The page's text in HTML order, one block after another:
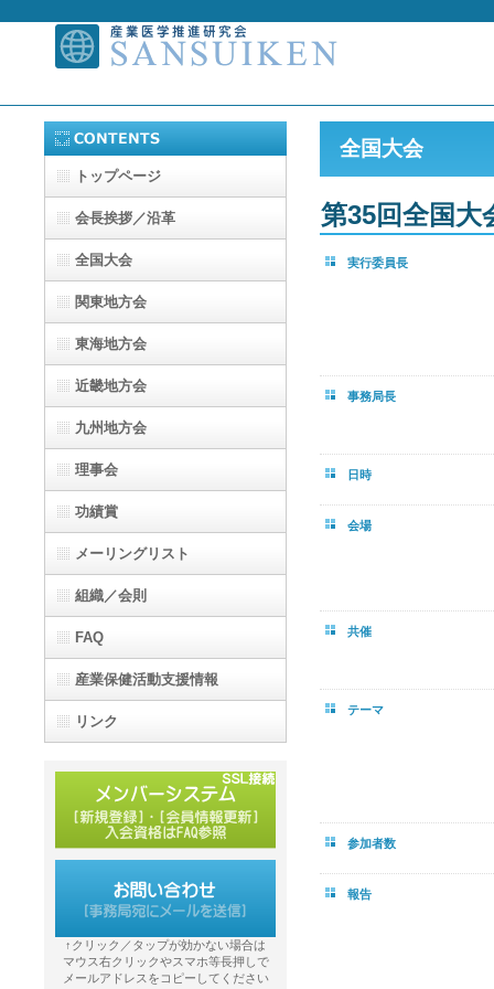
全国大会
第35回全国大
実行委員長
事務局長
日時
会場
共催
テーマ
参加者数
報告
トップページ
会長挨拶／沿革
全国大会
関東地方会
東海地方会
近畿地方会
九州地方会
理事会
功績賞
メーリングリスト
組織／会則
FAQ
産業保健活動支援情報
リンク
↑クリック／タップが効かない場合は
マウス右クリックやスマホ等長押しで
メールアドレスをコピーしてください